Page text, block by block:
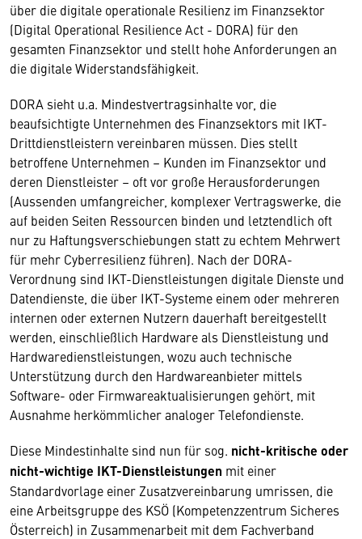
über die digitale operationale Resilienz im Finanzsektor
(Digital Operational Resilience Act - DORA) für den
gesamten Finanzsektor und stellt hohe Anforderungen an
die digitale Widerstandsfähigkeit.
DORA sieht u.a. Mindestvertragsinhalte vor, die
beaufsichtigte Unternehmen des Finanzsektors mit IKT-
Drittdienstleistern vereinbaren müssen. Dies stellt
betroffene Unternehmen – Kunden im Finanzsektor und
deren Dienstleister – oft vor große Herausforderungen
(Aussenden umfangreicher, komplexer Vertragswerke, die
auf beiden Seiten Ressourcen binden und letztendlich oft
nur zu Haftungsverschiebungen statt zu echtem Mehrwert
für mehr Cyberresilienz führen). Nach der DORA-
Verordnung sind IKT-Dienstleistungen digitale Dienste und
Datendienste, die über IKT-Systeme einem oder mehreren
internen oder externen Nutzern dauerhaft bereitgestellt
werden, einschließlich Hardware als Dienstleistung und
Hardwaredienstleistungen, wozu auch technische
Unterstützung durch den Hardwareanbieter mittels
Software- oder Firmwareaktualisierungen gehört, mit
Ausnahme herkömmlicher analoger Telefondienste.
Diese Mindestinhalte sind nun für sog. nicht-kritische oder
nicht-wichtige IKT-Dienstleistungen mit einer
Standardvorlage einer Zusatzvereinbarung umrissen, die
eine Arbeitsgruppe des KSÖ (Kompetenzzentrum Sicheres
Österreich) in Zusammenarbeit mit dem Fachverband